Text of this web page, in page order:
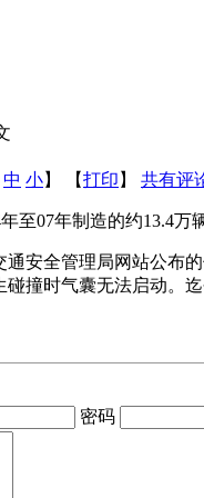
中 小】 【打印 】 共有评
至07年制造的约13.4万
安全管理局网站公布的
撞时气囊无法启动。
密码